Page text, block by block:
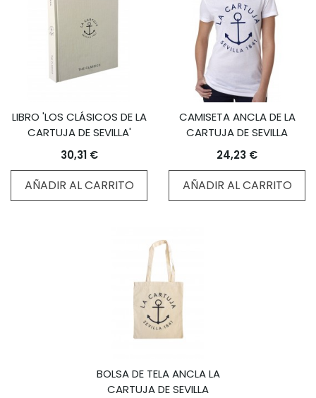
LIBRO 'LOS CLÁSICOS DE LA
CARTUJA DE SEVILLA'
30,31 €
AÑADIR AL CARRITO
CAMISETA ANCLA DE LA
CARTUJA DE SEVILLA
24,23 €
AÑADIR AL CARRITO
BOLSA DE TELA ANCLA LA
CARTUJA DE SEVILLA